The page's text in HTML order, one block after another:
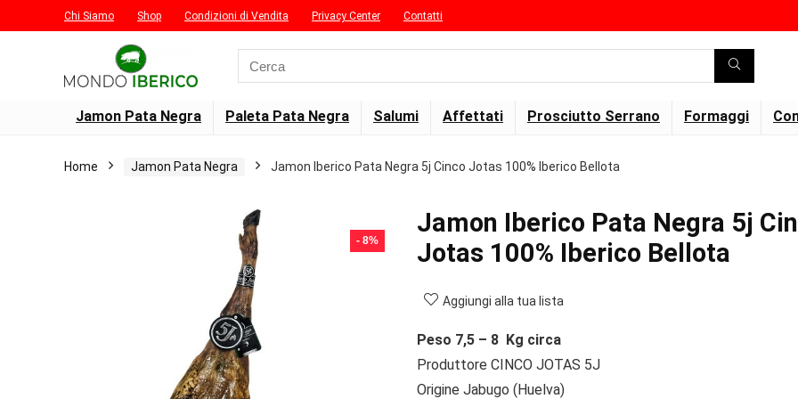
Chi Siamo Shop Condizioni di Vendita Privacy Center Contatti
for:
Jamon Pata Negra Paleta Pata Negra Salumi Affettati Prosciutto Serrano Formaggi
Home Jamon Pata Negra Jamon Iberico Pata Negra 5j Cinco Jotas 100% Iberico Bellota
- 8%
Jamon Iberico Pata Negra 5j
Jotas 100% Iberico Bellota
Aggiungi alla tua lista
Peso 7,5 – 8 Kg circa
Produttore CINCO JOTAS 5J
Origine Jabugo (Huelva)